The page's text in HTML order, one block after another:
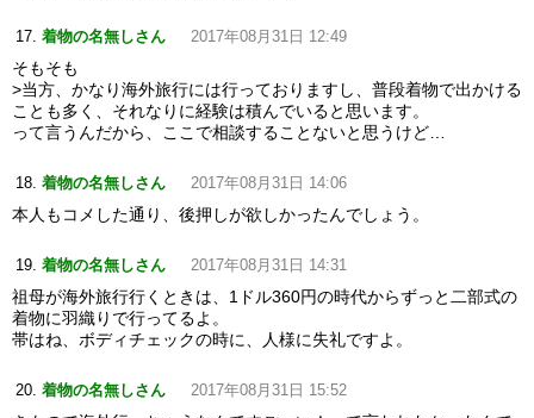
着物の名無しさん 2017年08月31日 12:49
そもそも
>当方、かなり海外旅行には行っておりますし、普段着物で出かける
ことも多く、それなりに経験は積んでいると思います。
って言うんだから、ここで相談することないと思うけど…
着物の名無しさん 2017年08月31日 14:06
本人もコメした通り、後押しが欲しかったんでしょう。
着物の名無しさん 2017年08月31日 14:31
祖母が海外旅行行くときは、1ドル360円の時代からずっと二部式の
着物に羽織りで行ってるよ。
帯はね、ボディチェックの時に、人様に失礼ですよ。
着物の名無しさん 2017年08月31日 15:52